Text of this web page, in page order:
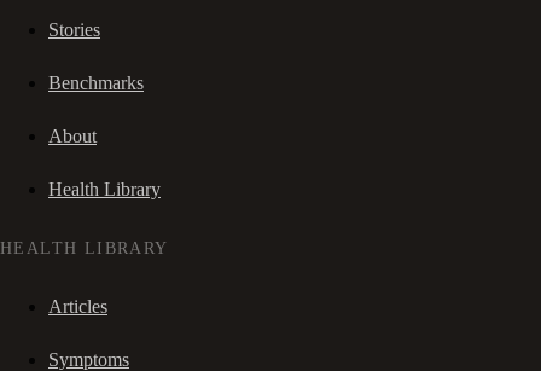
Stories
Benchmarks
About
Health Library
HEALTH LIBRARY
Articles
Symptoms